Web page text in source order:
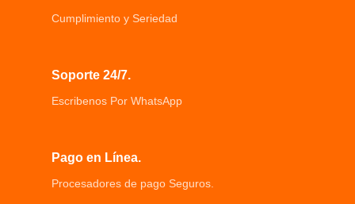
tipos de entornos
húmedas, etc.
instalar y usar Ángulo de visión: 67
Tens Digital cuenta con 10
dolor agudo.
Cumplimiento y Seriedad
Soporte 24/7.
Escribenos Por WhatsApp
Pago en Línea.
Procesadores de pago Seguros.